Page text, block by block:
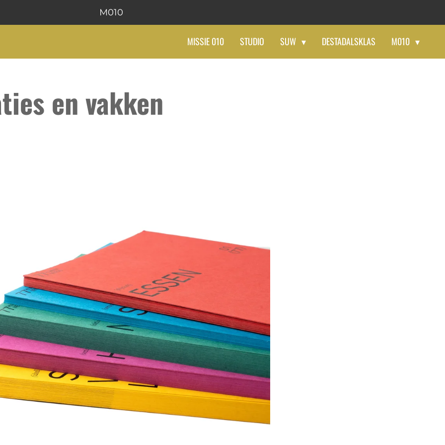
M010
MISSIE 010 STUDIO SUW DESTADALSKLAS M010
en vakken